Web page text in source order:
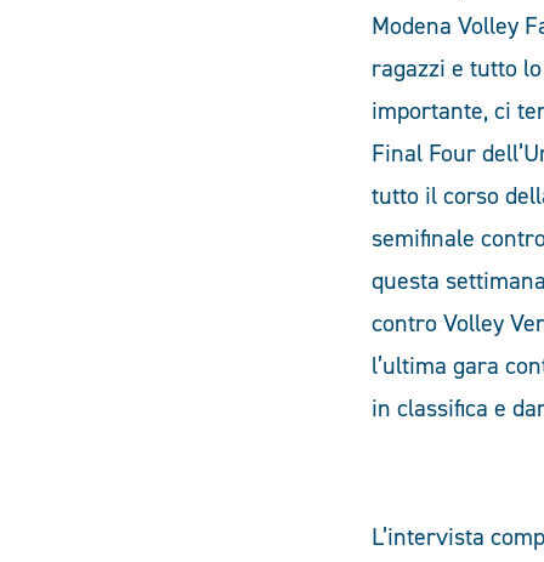
Modena Volley
ragazzi e tutto
importante, ci
Final Four
tutto il corso
semifinale
questa
contro Volley
l’ultima gara
in classifica e
L’intervista